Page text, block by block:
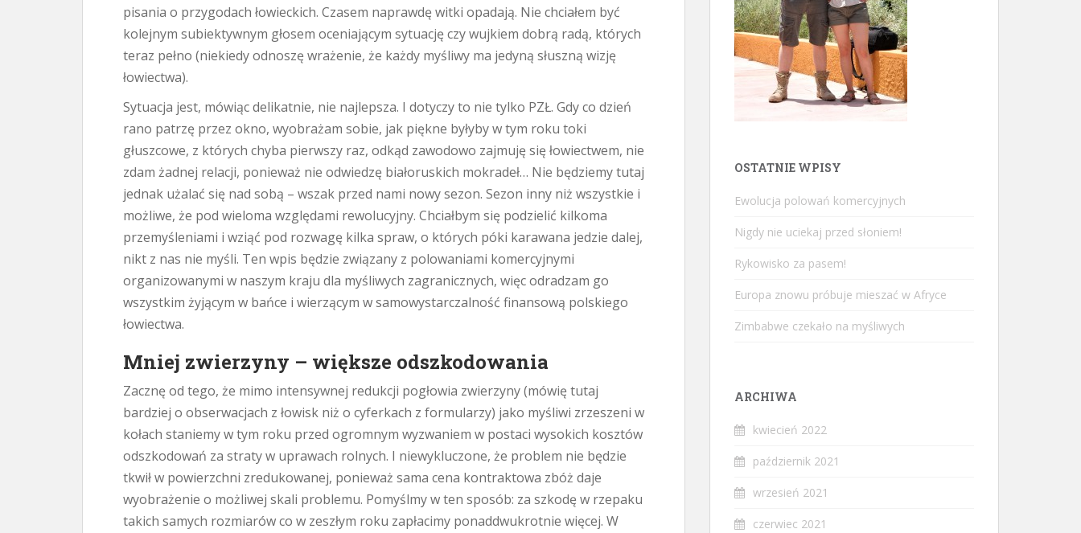
pisania o przygodach łowieckich. Czasem naprawdę witki opadają. Nie chciałem być
kolejnym subiektywnym głosem oceniającym sytuację czy wujkiem dobrą radą, których
teraz pełno (niekiedy odnoszę wrażenie, że każdy myśliwy ma jedyną słuszną wizję
łowiectwa).
Sytuacja jest, mówiąc delikatnie, nie najlepsza. I dotyczy to nie tylko PZŁ. Gdy co dzień
rano patrzę przez okno, wyobrażam sobie, jak piękne byłyby w tym roku toki
głuszcowe, z których chyba pierwszy raz, odkąd zawodowo zajmuję się łowiectwem, nie
zdam żadnej relacji, ponieważ nie odwiedzę białoruskich mokradeł… Nie będziemy tutaj
jednak użalać się nad sobą – wszak przed nami nowy sezon. Sezon inny niż wszystkie i
możliwe, że pod wieloma względami rewolucyjny. Chciałbym się podzielić kilkoma
przemyśleniami i wziąć pod rozwagę kilka spraw, o których póki karawana jedzie dalej,
nikt z nas nie myśli. Ten wpis będzie związany z polowaniami komercyjnymi
organizowanymi w naszym kraju dla myśliwych zagranicznych, więc odradzam go
wszystkim żyjącym w bańce i wierzącym w samowystarczalność finansową polskiego
łowiectwa.
Mniej zwierzyny – większe odszkodowania
Zacznę od tego, że mimo intensywnej redukcji pogłowia zwierzyny (mówię tutaj
bardziej o obserwacjach z łowisk niż o cyferkach z formularzy) jako myśliwi zrzeszeni w
kołach staniemy w tym roku przed ogromnym wyzwaniem w postaci wysokich kosztów
odszkodowań za straty w uprawach rolnych. I niewykluczone, że problem nie będzie
tkwił w powierzchni zredukowanej, ponieważ sama cena kontraktowa zbóż daje
wyobrażenie o możliwej skali problemu. Pomyślmy w ten sposób: za szkodę w rzepaku
takich samych rozmiarów co w zeszłym roku zapłacimy ponaddwukrotnie więcej. W
OSTATNIE WPISY
Ewolucja polowań komercyjnych
Nigdy nie uciekaj przed słoniem!
Rykowisko za pasem!
Europa znowu próbuje mieszać w Afryce
Zimbabwe czekało na myśliwych
ARCHIWA
kwiecień 2022
październik 2021
wrzesień 2021
czerwiec 2021